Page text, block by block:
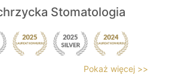
Stomatologia
Pokaż więcej >>